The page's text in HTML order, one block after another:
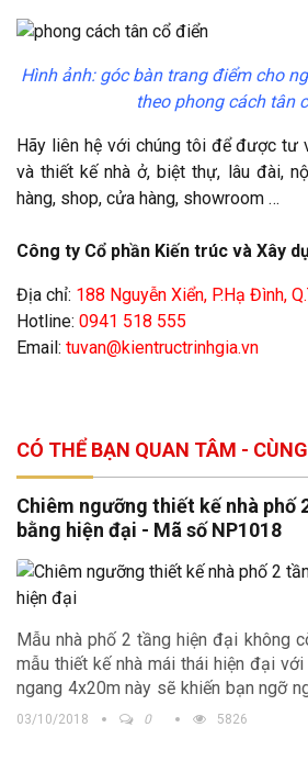
Hình ảnh: góc bàn trang điểm cho
theo phong cách tân
Hãy liên hệ với chúng tôi để được tư
và thiết kế nhà ở, biệt thự, lâu đài,
hàng, shop, cửa hàng, showroom …
Công ty Cổ phần Kiến trúc và Xây
Địa chỉ: 188 Nguyễn Xiển, P.Hạ Đình,
Hotline: 0941 518 555
Email: tuvan@kientructrinhgia.vn
CÓ THỂ BẠN QUAN TÂM -
Chiêm ngưỡng thiết kế nhà phố
bằng hiện đại - Mã số NP1018
Mẫu nhà phố 2 tầng hiện đại không
mẫu thiết kế nhà mái thái hiện đại
ngang 4x20m này sẽ khiến bạn ngỡ
nó đấy! Cùng ngắm nhìn mẫu nhà
03/10/2018 0 5826